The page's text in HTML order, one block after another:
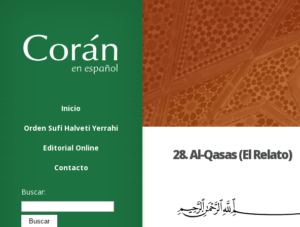
Inicio
Orden Sufí Halveti Yerrahi
Editorial Online
Contacto
Buscar:
28. Al-Qasas (El Relato)